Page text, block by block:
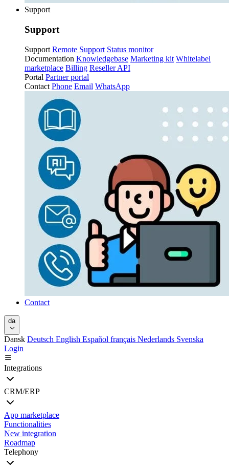
Support
Support
Support Remote Support Status monitor
Documentation Knowledgebase Marketing kit Whitelabel
marketplace Billing Reseller API
Portal Partner portal
Contact Phone Email WhatsApp
Contact
da
Dansk Deutsch English Español français Nederlands Svenska
Login
Integrations
CRM/ERP
App marketplace
Functionalities
New integration
Roadmap
Telephony